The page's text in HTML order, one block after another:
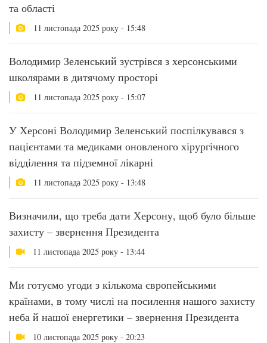
та області
11 листопада 2025 року - 15:48
Володимир Зеленський зустрівся з херсонськими
школярами в дитячому просторі
11 листопада 2025 року - 15:07
У Херсоні Володимир Зеленський поспілкувався з
пацієнтами та медиками оновленого хірургічного
відділення та підземної лікарні
11 листопада 2025 року - 13:48
Визначили, що треба дати Херсону, щоб було більше
захисту – звернення Президента
11 листопада 2025 року - 13:44
Ми готуємо угоди з кількома європейськими
країнами, в тому числі на посилення нашого захисту
неба й нашої енергетики – звернення Президента
10 листопада 2025 року - 20:23